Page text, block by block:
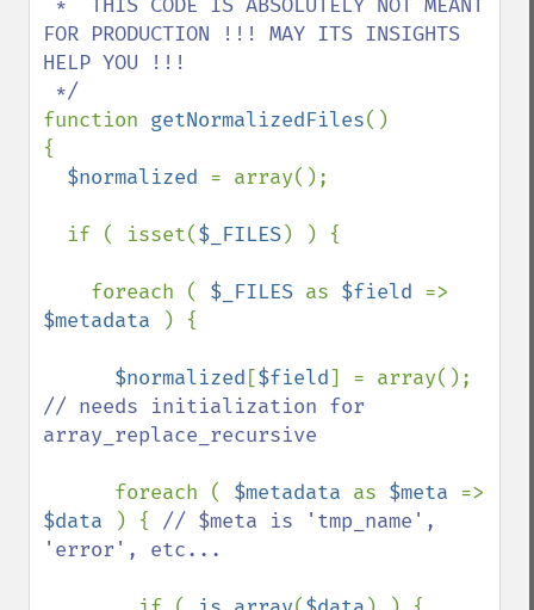
FOR PRODUCTION !!! MAY ITS INSIGHTS
HELP YOU !!!
function getNormalizedFiles()
{
$normalized = array();
  if ( isset(
$_FILES) ) {
    foreach (
$_FILES as $field
$metadata
) {
$normalized [$field
// needs initialization for
array_replace_recursive
foreach ( $metadata as $meta
$data
) { // $meta is 'tmp_name',
'error', etc...